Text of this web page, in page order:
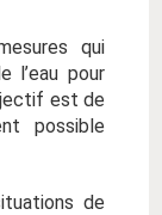
qui
l’eau pour
est de
possible
de